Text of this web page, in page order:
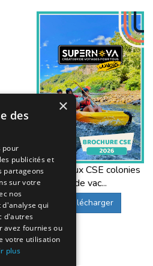
Offres aux CSE colonies
de vac...
Télécharger
×
des
pour
publicités et
partageons
sur votre
nos
qui
d'autres
avez fournies ou
votre utilisation
plus